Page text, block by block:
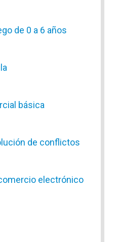
de 0 a 6 años
básica
de conflictos
electrónico